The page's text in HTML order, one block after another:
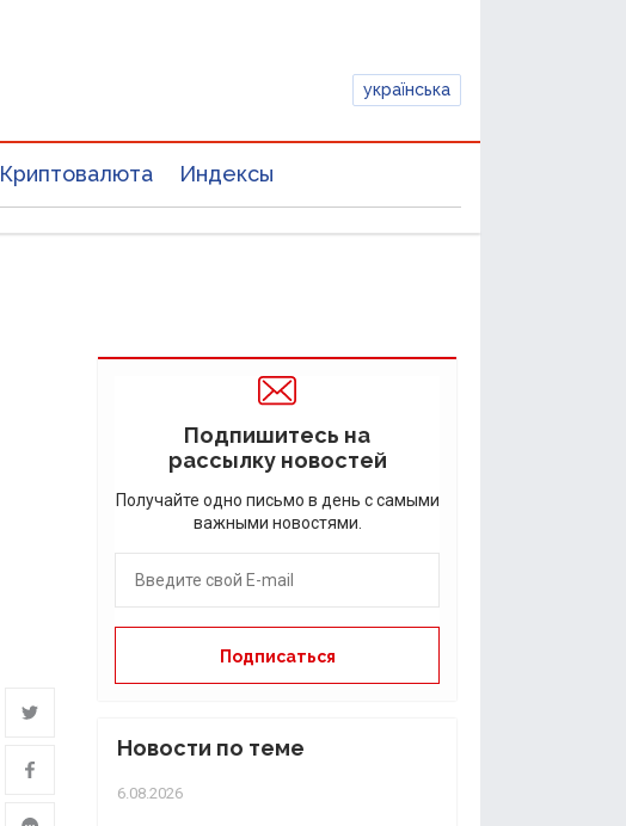
українська
Криптовалюта Индексы
Подпишитесь на
рассылку новостей
Получайте одно письмо в день с самыми
важными новостями.
Новости по теме
6.08.2026